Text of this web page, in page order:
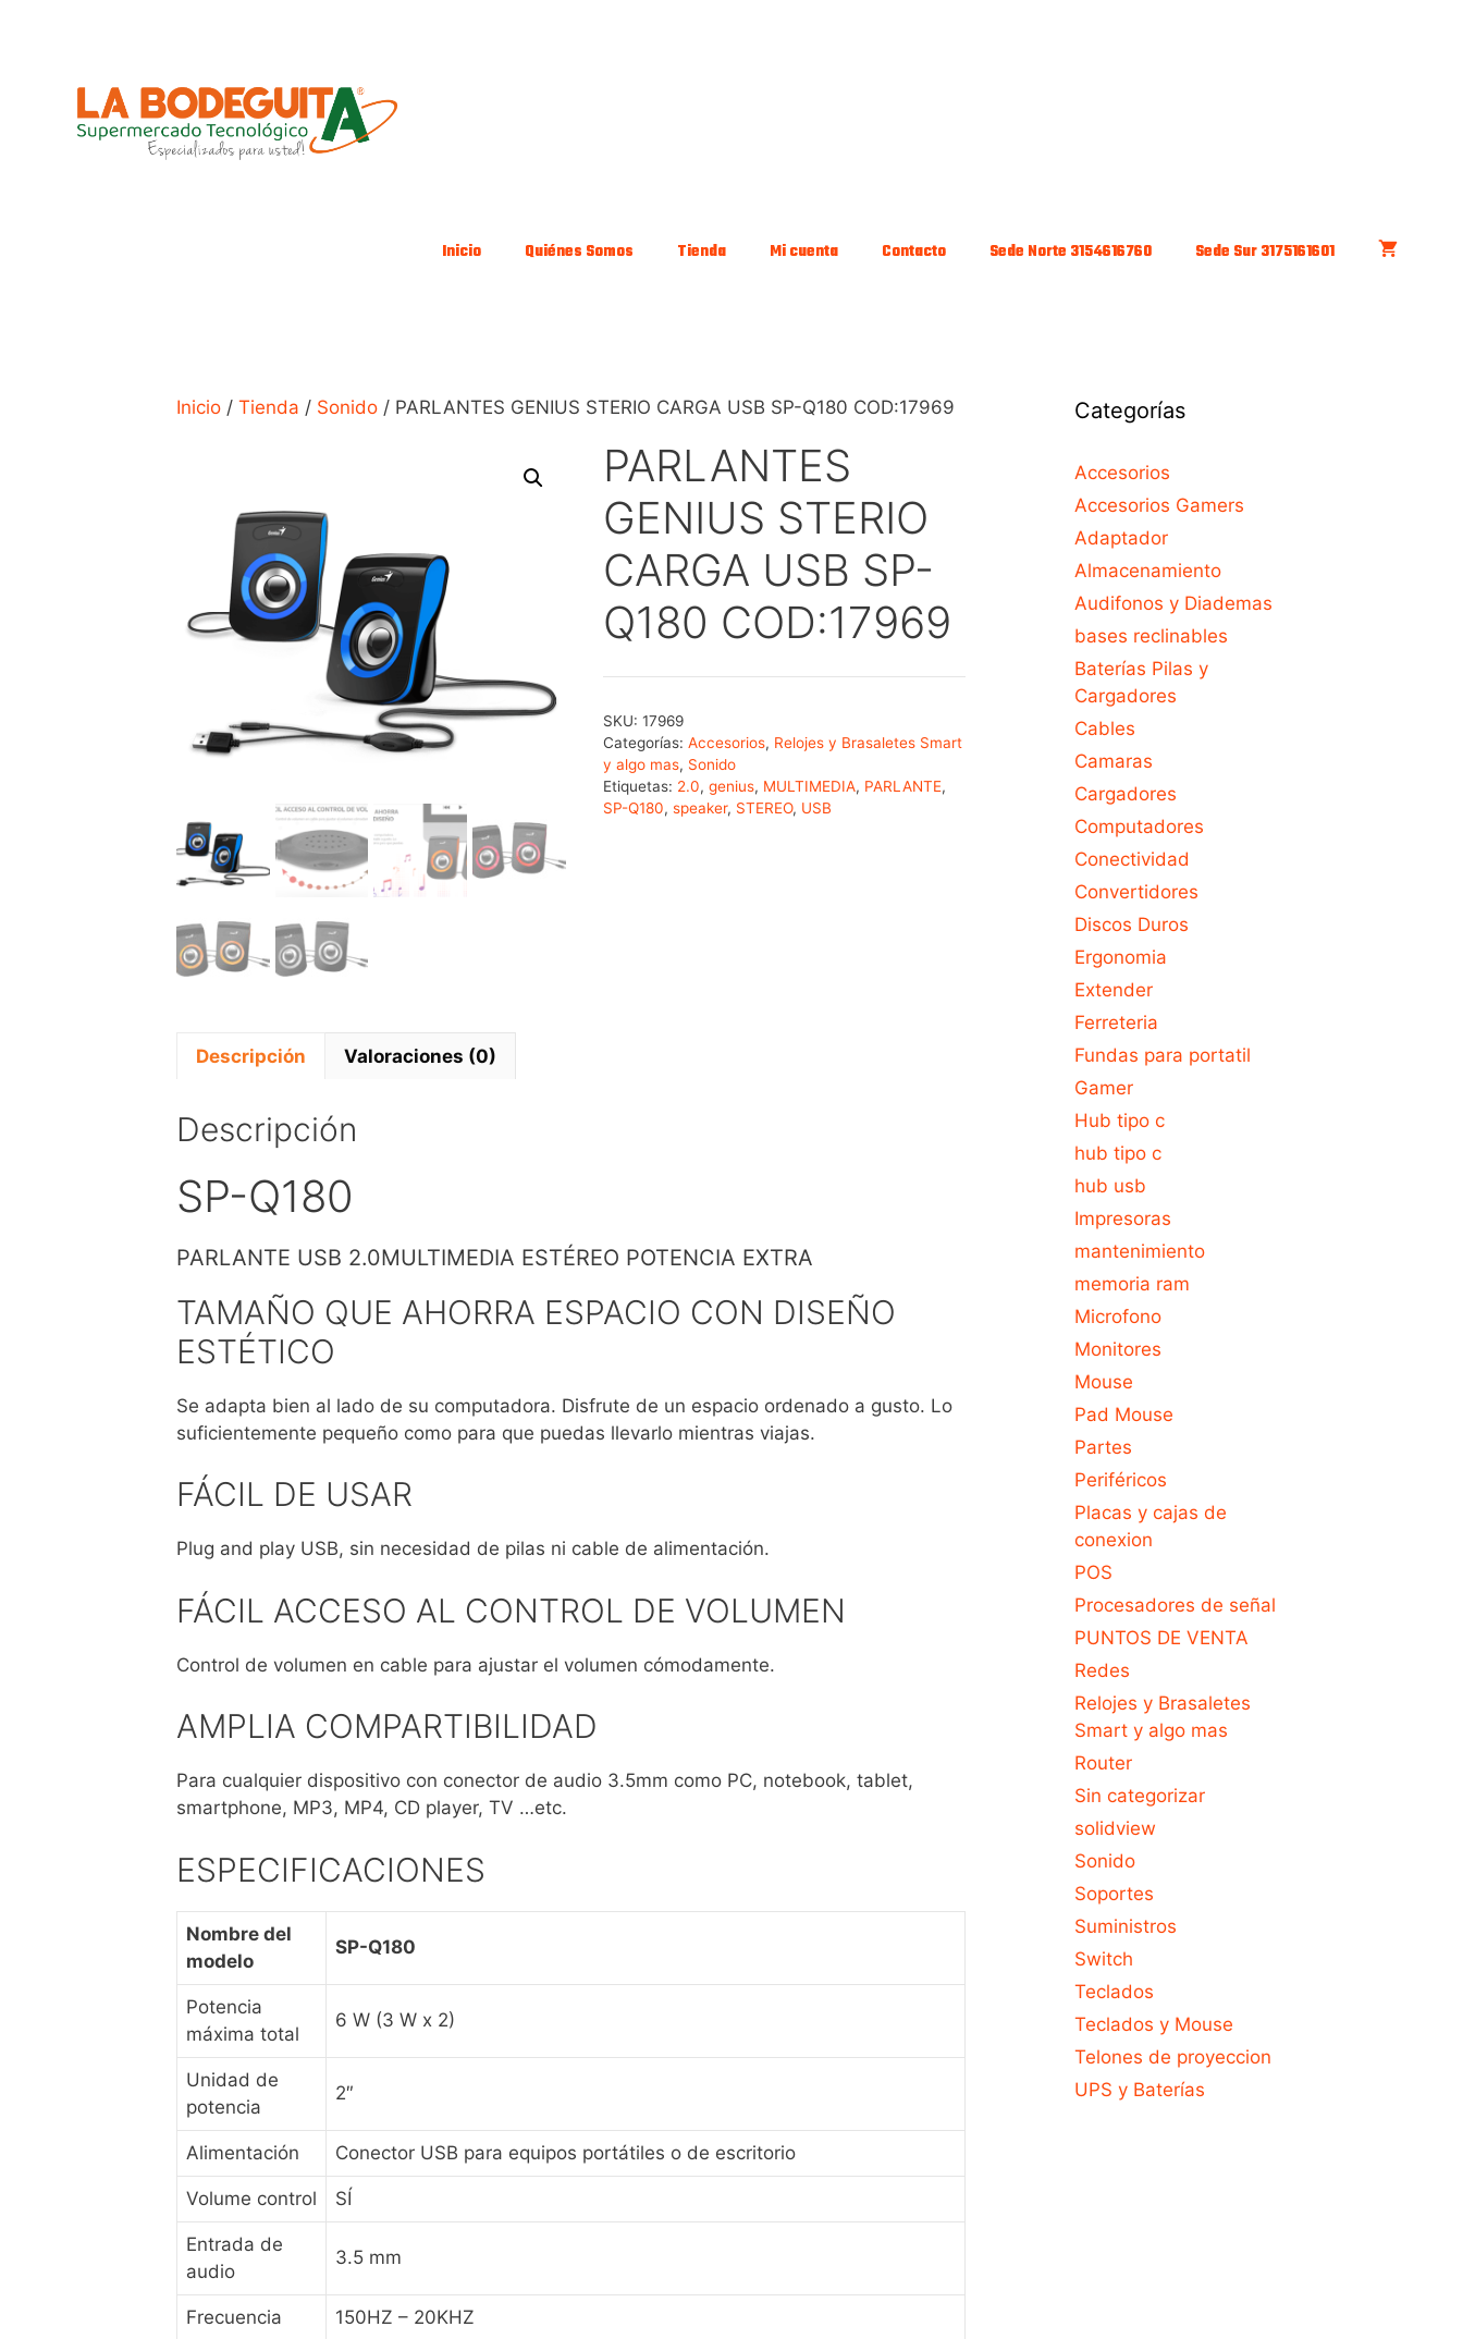
Inicio Quiénes Somos Tienda Mi cuenta Contacto Sede Norte 3154616760 Sede Sur 3175161601
Inicio / Tienda / Sonido / PARLANTES GENIUS STERIO CARGA USB SP-Q180 COD:17969
PARLANTES
GENIUS STERIO
CARGA USB SP-
Q180 COD:17969
SKU: 17969
Categorías: Accesorios, Relojes y Brasaletes Smart
y algo mas, Sonido
Etiquetas: 2.0, genius, MULTIMEDIA, PARLANTE,
SP-Q180, speaker, STEREO, USB
Descripción Valoraciones (0)
Descripción
SP-Q180
PARLANTE USB 2.0MULTIMEDIA ESTÉREO POTENCIA EXTRA
TAMAÑO QUE AHORRA ESPACIO CON DISEÑO
ESTÉTICO
Se adapta bien al lado de su computadora. Disfrute de un espacio ordenado a gusto. Lo
suficientemente pequeño como para que puedas llevarlo mientras viajas.
FÁCIL DE USAR
Plug and play USB, sin necesidad de pilas ni cable de alimentación.
FÁCIL ACCESO AL CONTROL DE VOLUMEN
Control de volumen en cable para ajustar el volumen cómodamente.
AMPLIA COMPARTIBILIDAD
Para cualquier dispositivo con conector de audio 3.5mm como PC, notebook, tablet,
smartphone, MP3, MP4, CD player, TV …etc.
ESPECIFICACIONES
Nombre del
modelo
SP-Q180
Potencia
máxima total
6 W (3 W x 2)
Unidad de
potencia
2″
Alimentación Conector USB para equipos portátiles o de escritorio
Volume control SÍ
Entrada de
audio
3.5 mm
Frecuencia 150HZ – 20KHZ
Categorías
Accesorios
Accesorios Gamers
Adaptador
Almacenamiento
Audifonos y Diademas
bases reclinables
Baterías Pilas y
Cargadores
Cables
Camaras
Cargadores
Computadores
Conectividad
Convertidores
Discos Duros
Ergonomia
Extender
Ferreteria
Fundas para portatil
Gamer
Hub tipo c
hub tipo c
hub usb
Impresoras
mantenimiento
memoria ram
Microfono
Monitores
Mouse
Pad Mouse
Partes
Periféricos
Placas y cajas de
conexion
POS
Procesadores de señal
PUNTOS DE VENTA
Redes
Relojes y Brasaletes
Smart y algo mas
Router
Sin categorizar
solidview
Sonido
Soportes
Suministros
Switch
Teclados
Teclados y Mouse
Telones de proyeccion
UPS y Baterías